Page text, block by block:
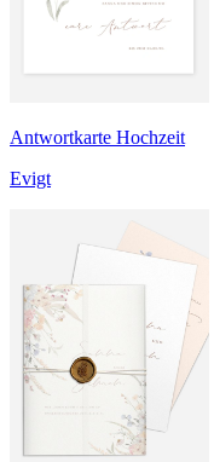
Antwortkarte Hochzeit
Evigt